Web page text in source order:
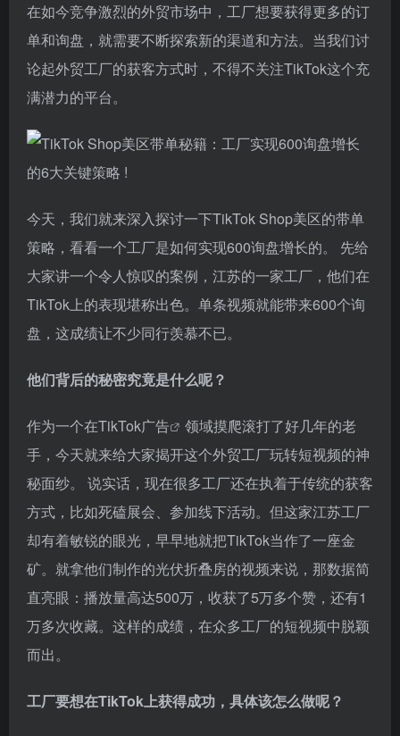
在如今竞争激烈的外贸市场中，工厂想要获得更多的订
单和询盘，就需要不断探索新的渠道和方法。当我们讨
论起外贸工厂的获客方式时，不得不关注TikTok这个充
满潜力的平台。
今天，我们就来深入探讨一下TikTok Shop美区的带单
策略，看看一个工厂是如何实现600询盘增长的。 先给
大家讲一个令人惊叹的案例，江苏的一家工厂，他们在
TikTok上的表现堪称出色。单条视频就能带来600个询
盘，这成绩让不少同行羡慕不已。
他们背后的秘密究竟是什么呢？
作为一个在TikTok广告
领域摸爬滚打了好几年的老
手，今天就来给大家揭开这个外贸工厂玩转短视频的神
秘面纱。 说实话，现在很多工厂还在执着于传统的获客
方式，比如死磕展会、参加线下活动。但这家江苏工厂
却有着敏锐的眼光，早早地就把TikTok当作了一座金
矿。就拿他们制作的光伏折叠房的视频来说，那数据简
直亮眼：播放量高达500万，收获了5万多个赞，还有1
万多次收藏。这样的成绩，在众多工厂的短视频中脱颖
而出。
工厂要想在TikTok上获得成功，具体该怎么做呢？